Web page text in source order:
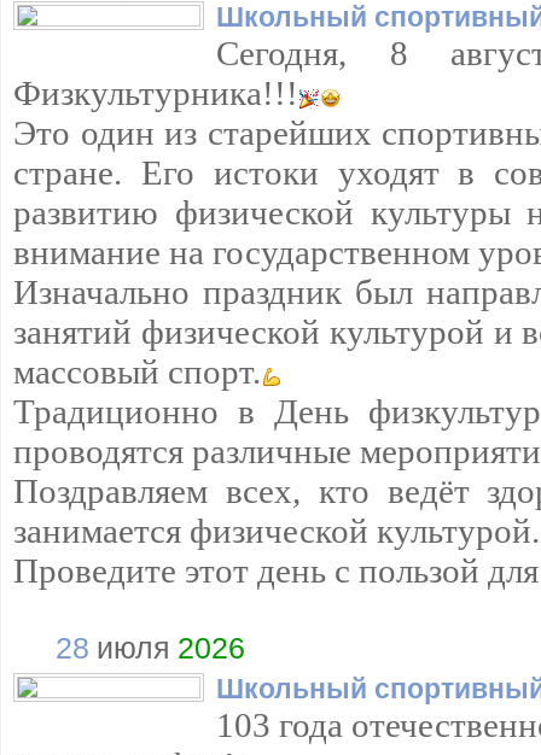
Школьный
Сегодня, 8
Физкультурника!!!
Это один из старейших
стране. Его истоки уходят в
развитию физической культуры
внимание на государственном
Изначально праздник был
занятий физической культурой и
массовый спорт.
Традиционно в День
проводятся различные
Поздравляем всех, кто ведёт
занимается физической культурой.
Проведите этот день с пользой
28 июля 2026
Школьный
103 года